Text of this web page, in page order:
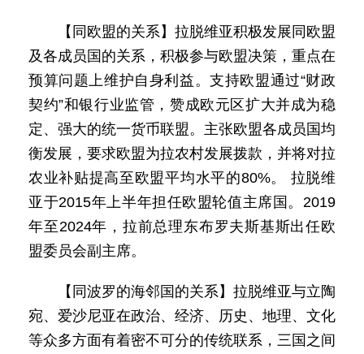
【同欧盟的关系】拉脱维亚积极发展同欧盟
及各成员国的关系，积极参与欧盟决策，重点在
预算问题上维护自身利益。支持欧盟通过“财政
契约”和银行业监管，赞成欧元区扩大并成为稳
定、强大的统一货币联盟。主张欧盟各成员国均
衡发展，要求欧盟为拉农村发展拨款，并将对拉
农业补贴提高至欧盟平均水平的80%。 拉脱维
亚于2015年上半年担任欧盟轮值主席国。2019
年至2024年，拉前总理东布罗夫斯基斯出任欧
盟委员会副主席。
【同波罗的海邻国的关系】拉脱维亚与立陶
宛、爱沙尼亚在政治、经济、历史、地理、文化
等众多方面有着密不可分的传统联系，三国之间